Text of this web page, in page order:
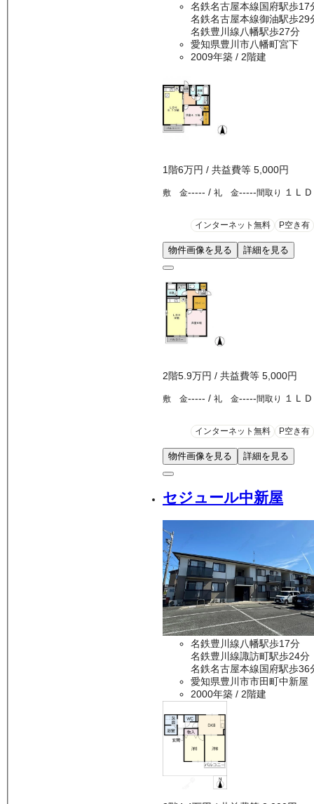
名鉄名古屋本線国府駅歩17
名鉄名古屋本線御油駅歩29
名鉄豊川線八幡駅歩27分
愛知県豊川市八幡町宮下
2009年築 / 2階建
1 階6万円 / 共益費等 5,000円
敷 金----- / 礼 金-----間取り １Ｌ
インターネット無料 P空き有
物件画像を見る 詳細を見る
2階5.9万円 / 共益費等 5,000円
敷 金----- / 礼 金-----間取り １Ｌ
インターネット無料 P空き有
物件画像を見る 詳細を見る
セジュール中新屋
名鉄豊川線八幡駅歩17分
名鉄豊川線諏訪町駅歩24分
名鉄名古屋本線国府駅歩36
愛知県豊川市市田町中新屋
2000年築 / 2階建